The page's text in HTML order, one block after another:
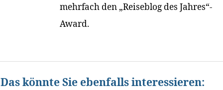
mehrfach den „Reiseblog des Jahres“-
Award.
Das könnte Sie ebenfalls interessieren: